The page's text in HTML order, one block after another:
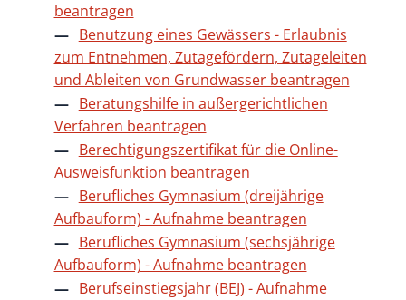
beantragen
Benutzung eines Gewässers - Erlaubnis
zum Entnehmen, Zutagefördern, Zutageleiten
und Ableiten von Grundwasser beantragen
Beratungshilfe in außergerichtlichen
Verfahren beantragen
Berechtigungszertifikat für die Online-
Ausweisfunktion beantragen
Berufliches Gymnasium (dreijährige
Aufbauform) - Aufnahme beantragen
Berufliches Gymnasium (sechsjährige
Aufbauform) - Aufnahme beantragen
Berufseinstiegsjahr (BEJ) - Aufnahme